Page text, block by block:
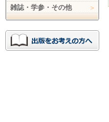
雑誌・学参・その他